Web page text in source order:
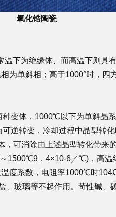
氧化锆陶瓷
下为绝缘体、而高温下则具
为单斜相；高于1000°时，四
变体，1000℃以下为单斜晶
逆转变，冷却过程中晶型转
，可消除由上述晶型转化带来
1500℃9．4×10-6／℃)，高
度系数，电阻率1000℃时
玻璃等不起作用。苛性碱、